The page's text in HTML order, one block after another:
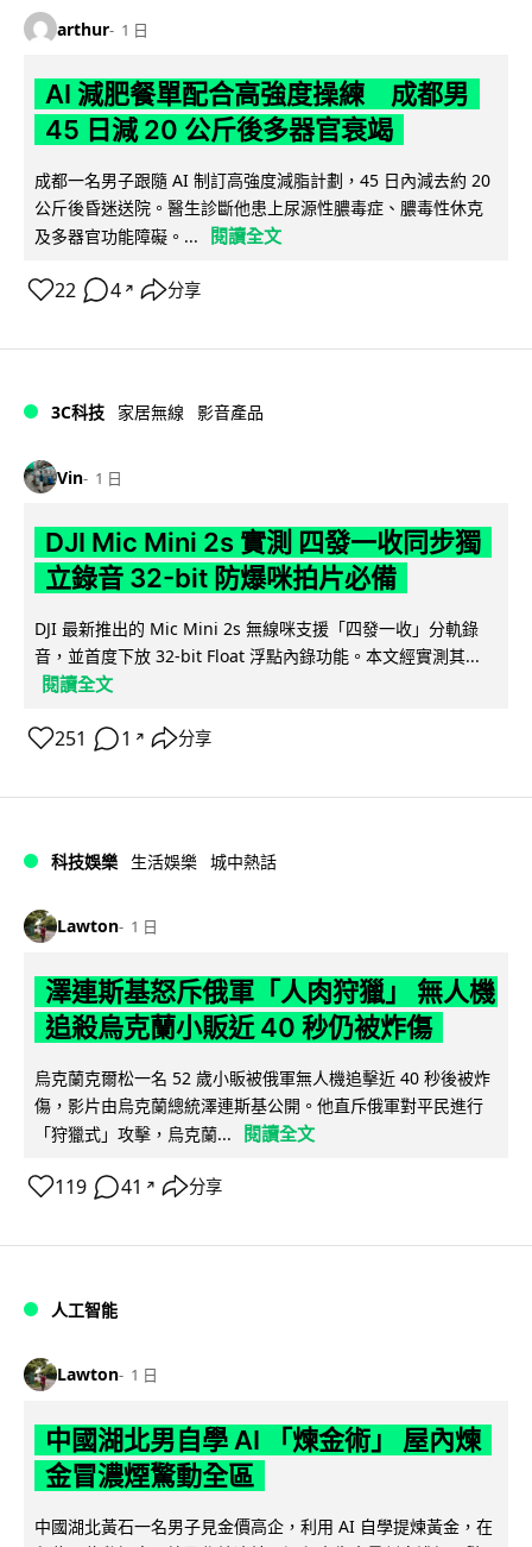
arthur 1 日
AI 減肥餐單配合高強度操練 成都男
45 日減 20 公斤後多器官衰竭
成都一名男子跟隨 AI 制訂高強度減脂計劃，45 日內減去約 20
公斤後昏迷送院。醫生診斷他患上尿源性膿毒症、膿毒性休克
及多器官功能障礙。...
閱讀全文
22 4 ↗ 分享
3C科技 家居無線 影音產品
Vin 1 日
DJI Mic Mini 2s 實測 四發一收同步獨
立錄音 32-bit 防爆咪拍片必備
DJI 最新推出的 Mic Mini 2s 無線咪支援「四發一收」分軌錄
音，並首度下放 32-bit Float 浮點內錄功能。本文經實測其...
閱讀全文
251 1 ↗ 分享
科技娛樂 生活娛樂 城中熱話
Lawton 1 日
澤連斯基怒斥俄軍「人肉狩獵」 無人機
追殺烏克蘭小販近 40 秒仍被炸傷
烏克蘭克爾松一名 52 歲小販被俄軍無人機追擊近 40 秒後被炸
傷，影片由烏克蘭總統澤連斯基公開。他直斥俄軍對平民進行
「狩獵式」攻擊，烏克蘭...
閱讀全文
119 41 ↗ 分享
人工智能
Lawton 1 日
中國湖北男自學 AI 「煉金術」 屋內煉
金冒濃煙驚動全區
中國湖北黃石一名男子見金價高企，利用 AI 自學提煉黃金，在